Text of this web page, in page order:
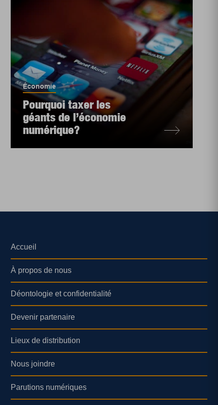
Économie
Pourquoi taxer les
géants de l’économie
numérique?
Accueil
À propos de nous
Déontologie et confidentialité
Devenir partenaire
Lieux de distribution
Nous joindre
Parutions numériques